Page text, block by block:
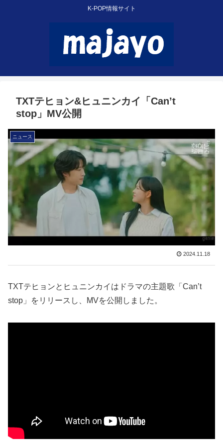
K-POP情報サイト
TXTテヒョン&ヒュニンカイ「Can’t
stop」MV公開
ニュース
2024.11.18
TXTテヒョンとヒュニンカイはドラマの主題歌「Can’t
stop」をリリースし、MVを公開しました。